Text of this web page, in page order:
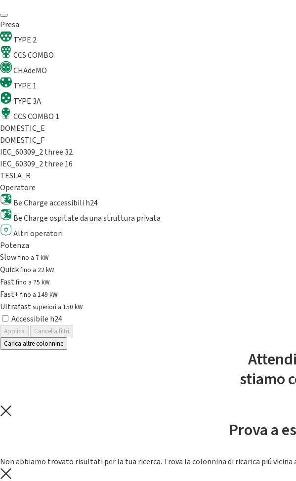
Presa
TYPE 2
CCS COMBO
CHAdeMO
TYPE 1
TYPE 3A
CCS COMBO 1
DOMESTIC_E
DOMESTIC_F
IEC_60309_2 three 32
IEC_60309_2 three 16
TESLA_R
Operatore
Be Charge accessibili h24
Be Charge ospitate da una struttura privata
Altri operatori
Potenza
Slowfino a 7 kW
Quickfino a 22 kW
Fastfino a 75 kW
Fast+fino a 149 kW
Ultrafast superiori a 150 kW
Accessibile h24
Applica
Cancella filtri
Carica altre colonnine
stiamo
Prova a
Non abbiamo trovato risultati per la tua ricerca. Trova la colonnina di ricarica piú